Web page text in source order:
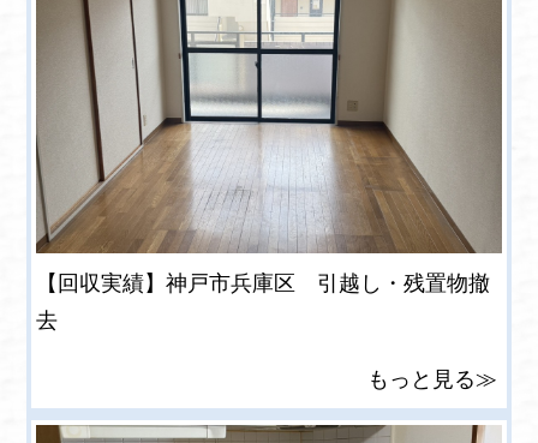
【回収実績】神戸市兵庫区 引越し・残置物撤
去
もっと見る≫